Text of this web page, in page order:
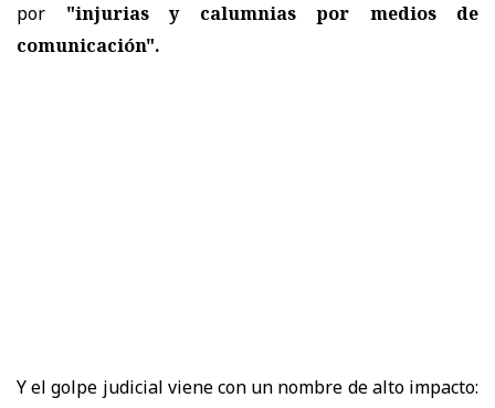
por "injurias y calumnias por medios de
comunicación".
Y el golpe judicial viene con un nombre de alto impacto: